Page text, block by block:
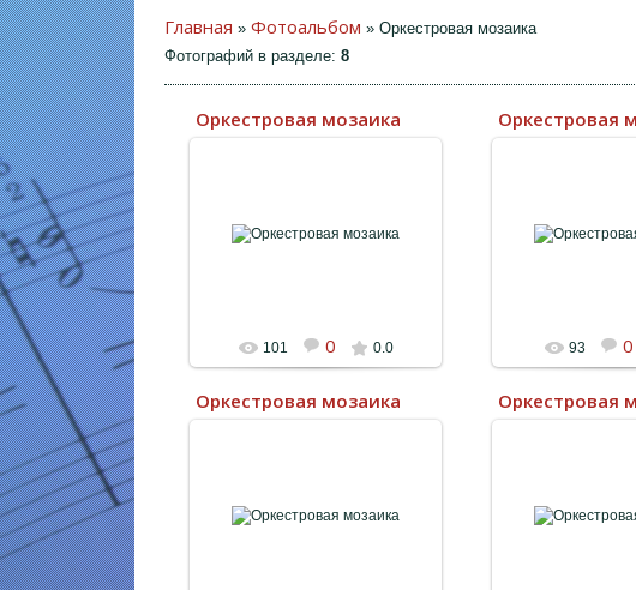
Главная » Фотоальбом » Оркестровая мозаика
Фотографий в разделе: 8
Оркестровая мозаика
101 0 0.0
Оркестровая
93 0
Оркестровая мозаика Оркестровая